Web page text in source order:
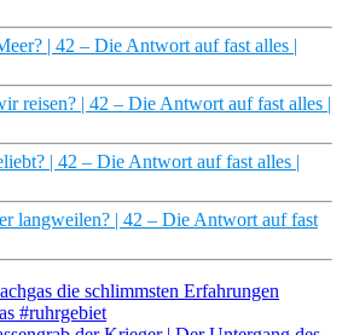
| 42 – Die Antwort auf fast alles |
reisen? | 42 – Die Antwort auf fast alles |
| 42 – Die Antwort auf fast alles |
langweilen? | 42 – Die Antwort auf fast
die schlimmsten Erfahrungen
#ruhrgebiet